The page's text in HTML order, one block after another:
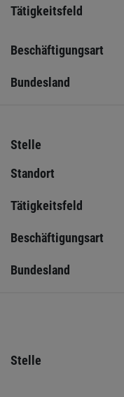
Tätigkeitsfeld
Beschäftigungsart
Bundesland
Stelle
Standort
Tätigkeitsfeld
Beschäftigungsart
Bundesland
Stelle